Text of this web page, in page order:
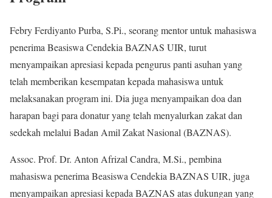
Febry Ferdiyanto Purba, S.Pi., seorang mentor untuk mahasiswa
penerima Beasiswa Cendekia BAZNAS UIR, turut
menyampaikan apresiasi kepada pengurus panti asuhan yang
telah memberikan kesempatan kepada mahasiswa untuk
melaksanakan program ini. Dia juga menyampaikan doa dan
harapan bagi para donatur yang telah menyalurkan zakat dan
sedekah melalui Badan Amil Zakat Nasional (BAZNAS).
Assoc. Prof. Dr. Anton Afrizal Candra, M.Si., pembina
mahasiswa penerima Beasiswa Cendekia BAZNAS UIR, juga
menyampaikan apresiasi kepada BAZNAS atas dukungan yang